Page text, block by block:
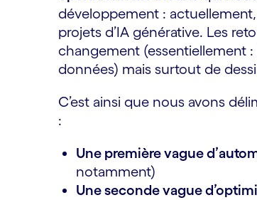
développement :
projets d’IA générative. Les
changement (essentiellement
données) mais surtout de
C’est ainsi que nous avons
:
Une première vague
notamment)
Une seconde vague